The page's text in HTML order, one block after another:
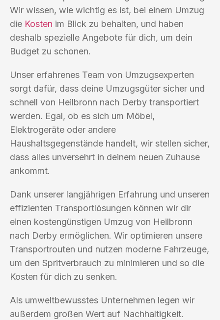
Wir wissen, wie wichtig es ist, bei einem Umzug
die Kosten im Blick zu behalten, und haben
deshalb spezielle Angebote für dich, um dein
Budget zu schonen.
Unser erfahrenes Team von Umzugsexperten
sorgt dafür, dass deine Umzugsgüter sicher und
schnell von Heilbronn nach Derby transportiert
werden. Egal, ob es sich um Möbel,
Elektrogeräte oder andere
Haushaltsgegenstände handelt, wir stellen sicher,
dass alles unversehrt in deinem neuen Zuhause
ankommt.
Dank unserer langjährigen Erfahrung und unseren
effizienten Transportlösungen können wir dir
einen kostengünstigen Umzug von Heilbronn
nach Derby ermöglichen. Wir optimieren unsere
Transportrouten und nutzen moderne Fahrzeuge,
um den Spritverbrauch zu minimieren und so die
Kosten für dich zu senken.
Als umweltbewusstes Unternehmen legen wir
außerdem großen Wert auf Nachhaltigkeit.